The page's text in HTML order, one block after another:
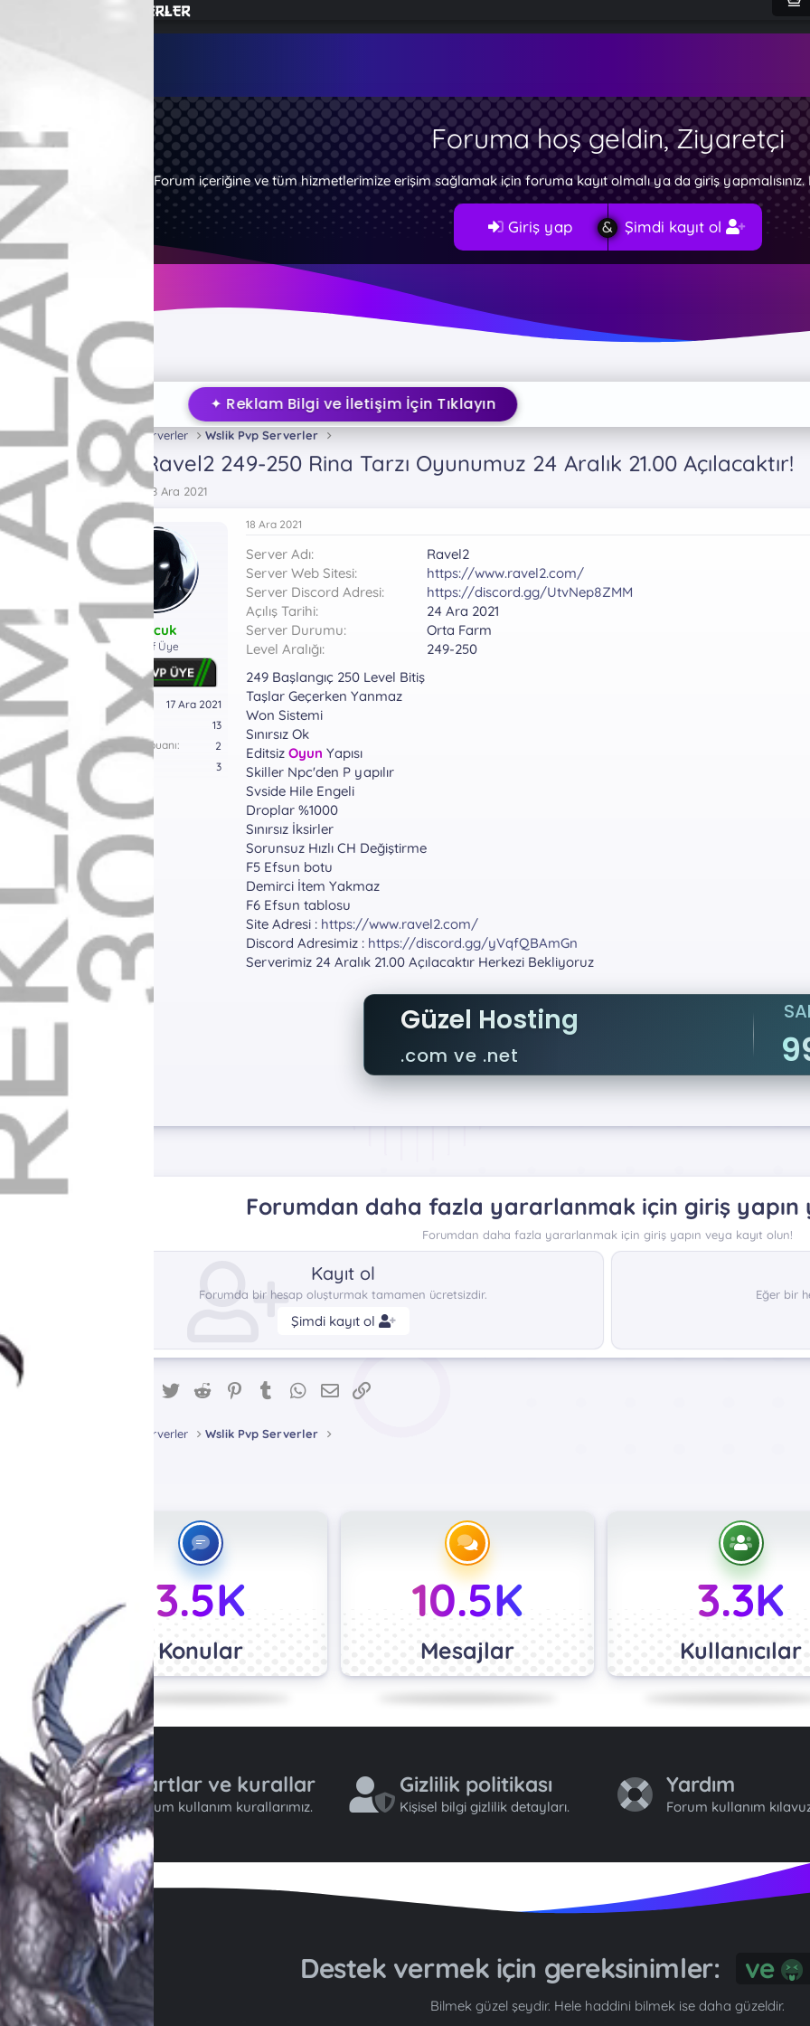
Foruma hoş geldin, Ziyaretçi
Forum içeriğine ve tüm hizmetlerimize erişim sağlamak için foruma kayıt olmalı ya da giriş
Giriş yap Şimdi kayıt ol
✦ Reklam Bilgi ve İletişim İçin Tıklayın
Metin2 Pvp Serverler Wslik Pvp Serverler
VS Ravel2 249-250 Rina Tarzı Oyunumuz 24 Aralık 21.00 Açılacaktır!
n
b
u
y
b
ş
Selcuk
B
a
ş
n
g
ı
ç
r
h
18 Ara 2021
Selcuk
Aktif Üye
Katılım
17 Ara 2021
Mesajlar
13
Tepkime puanı
2
3
18 Ara 2021
Server Adı
Ravel2
Server Web Sitesi
https://www.ravel2.com/
Server Discord Adresi
https://discord.gg/UtvNep8ZMM
Açılış Tarihi
24 Ara 2021
Server Durumu
Orta Farm
Level Aralığı
249-250
249 Başlangıç 250 Level Bitiş
Taşlar Geçerken Yanmaz
Won Sistemi
Sınırsız Ok
Editsiz Oyun Yapısı
Skiller Npc'den P yapılır
Svside Hile Engeli
Droplar %1000
Sınırsız İksirler
Sorunsuz Hızlı CH Değiştirme
F5 Efsun botu
Demirci İtem Yakmaz
F6 Efsun tablosu
Site Adresi : https://www.ravel2.com/
Discord Adresimiz : https://discord.gg/yVqfQBAmGn
Serverimiz 24 Aralık 21.00 Açılacaktır Herkezi Bekliyoruz
Güzel Hosting
.com ve .net
Forumdan daha fazla yararlanmak için giriş yapın
Forumdan daha fazla yararlanmak için giriş yapın veya kayıt olun!
Kayıt ol
Forumda bir hesap oluşturmak tamamen ücretsizdir.
Şimdi kayıt ol
Eğer bir
Facebook
Twitter Reddit PinterestTumblrWhatsApp
E-posta
Metin2 Pvp Serverler Wslik Pvp Serverler
3.5K
Konular
10.5K
Mesajlar
3.3K
Kullanıcılar
Şartlar ve kurallar
Forum kullanım kurallarımız.
Gizlilik politikası
Kişisel bilgi gizlilik detayları.
Yardım
Forum kullanım
Destek vermek için gereksinimler:
Bilmek güzel şeydir. Hele haddini bilmek ise daha güzeldir.